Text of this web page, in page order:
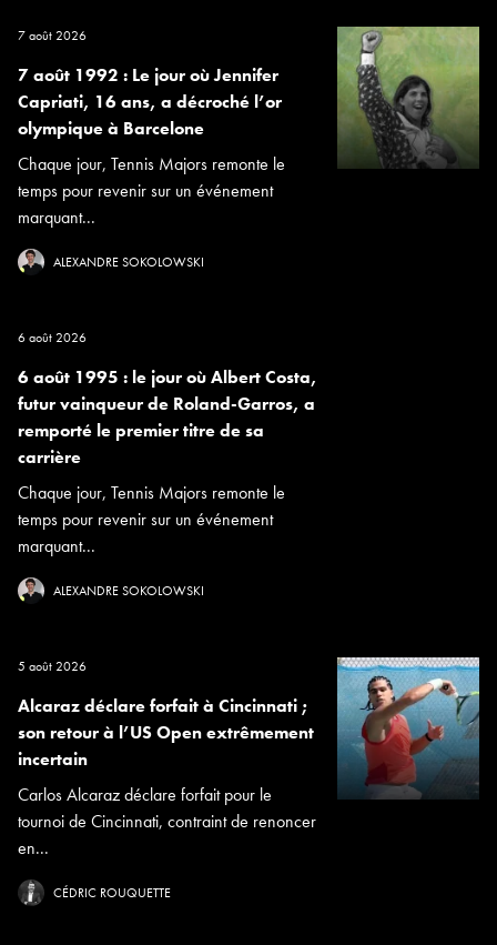
7 août 2026
7 août 1992 : Le jour où Jennifer
Capriati, 16 ans, a décroché l’or
olympique à Barcelone
Chaque jour, Tennis Majors remonte le
temps pour revenir sur un événement
marquant...
ALEXANDRE SOKOLOWSKI
6 août 2026
6 août 1995 : le jour où Albert Costa,
futur vainqueur de Roland-Garros, a
remporté le premier titre de sa
carrière
Chaque jour, Tennis Majors remonte le
temps pour revenir sur un événement
marquant...
ALEXANDRE SOKOLOWSKI
5 août 2026
Alcaraz déclare forfait à Cincinnati ;
son retour à l’US Open extrêmement
incertain
Carlos Alcaraz déclare forfait pour le
tournoi de Cincinnati, contraint de renoncer
en...
CÉDRIC ROUQUETTE